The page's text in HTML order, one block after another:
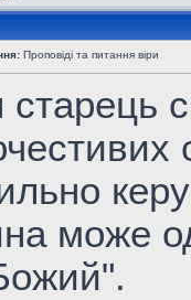
Проповіді та питання віри
може